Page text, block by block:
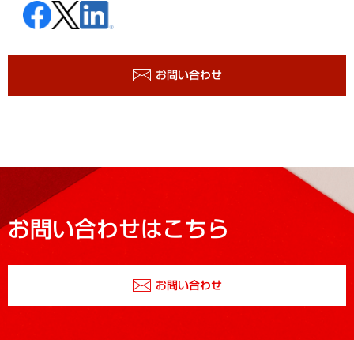
お問い合わせ
お問い合わせはこちら
お問い合わせ